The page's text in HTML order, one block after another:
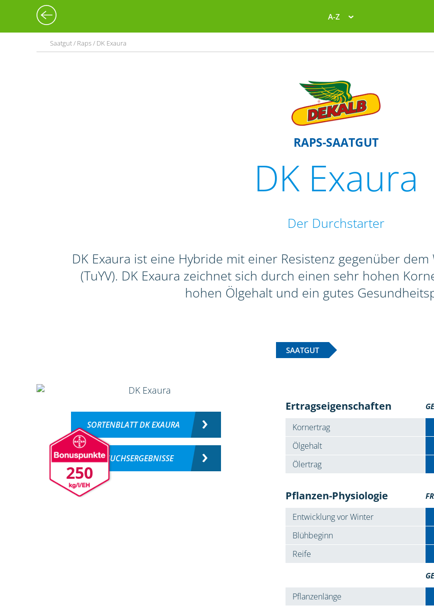
A-Z
Saatgut / Raps / DK Exaura
RAPS-SAATGUT
DK Exaura
Der Durchstarter
DK Exaura ist eine Hybride mit einer Resistenz gegenüber
(TuYV). DK Exaura zeichnet sich durch einen sehr hohen
hohen Ölgehalt und ein gutes
SAATGUT
250
SORTENBLATT DK EXAURA
VERSUCHSERGEBNISSE
Ertragseigenschaften
Kornertrag
Ölgehalt
Ölertrag
Pflanzen-Physiologie
Entwicklung vor Winter
Blühbeginn
Reife
Pflanzenlänge